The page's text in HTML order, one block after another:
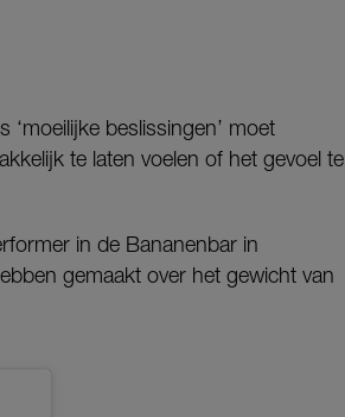
‘moeilijke beslissingen’ moet
te laten voelen of het gevoel te
in de Bananenbar in
gemaakt over het gewicht van